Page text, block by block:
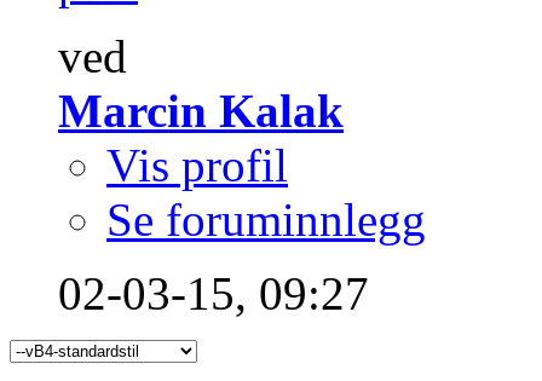
ved
Marcin Kalak
Vis profil
Se foruminnlegg
02-03-15, 09:27